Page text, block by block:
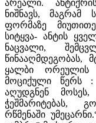
არეალი.
ნიშნავს, მაგრამ
ფორმაზე
სიტყვა- ანტის
ნაცვალი,
წინააღმდეგობას,
ყალბი ორეულის
მოციქული წერს
აღუდგნენ მოსეს,
ჭეშმარიტებას,
რწმენაში